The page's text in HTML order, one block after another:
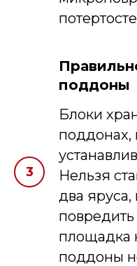
поддоны
Блоки
поддонах,
Нельзя
два
площадка
поддоны